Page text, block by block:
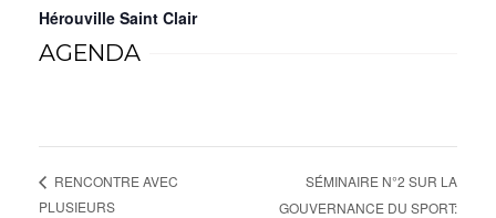
Hérouville Saint Clair
AGENDA
RENCONTRE AVEC
PLUSIEURS
SÉMINAIRE N°2 SUR LA
GOUVERNANCE DU SPORT: